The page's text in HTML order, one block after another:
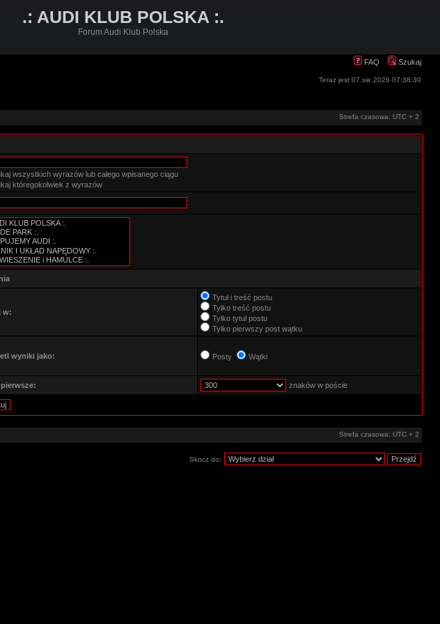
.: AUDI KLUB POLSKA :.
Forum Audi Klub Polska
FAQ Szukaj
Teraz jest 07.sie.2026 07:38:30
Strefa czasowa: UTC + 2
wszystkich wyrazów lub całego wpisanego ciągu
któregokolwiek z wyrazów
w:
Tytuł i treść postu
Tylko treść postu
Tylko tytuł postu
Tylko pierwszy post wątku
wyniki jako: Posty Wątki
znaków w poście
Strefa czasowa: UTC + 2
Skocz do: